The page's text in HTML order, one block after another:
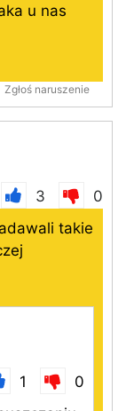
u nas
Zgłoś naruszenie
3
0
takie
1
0